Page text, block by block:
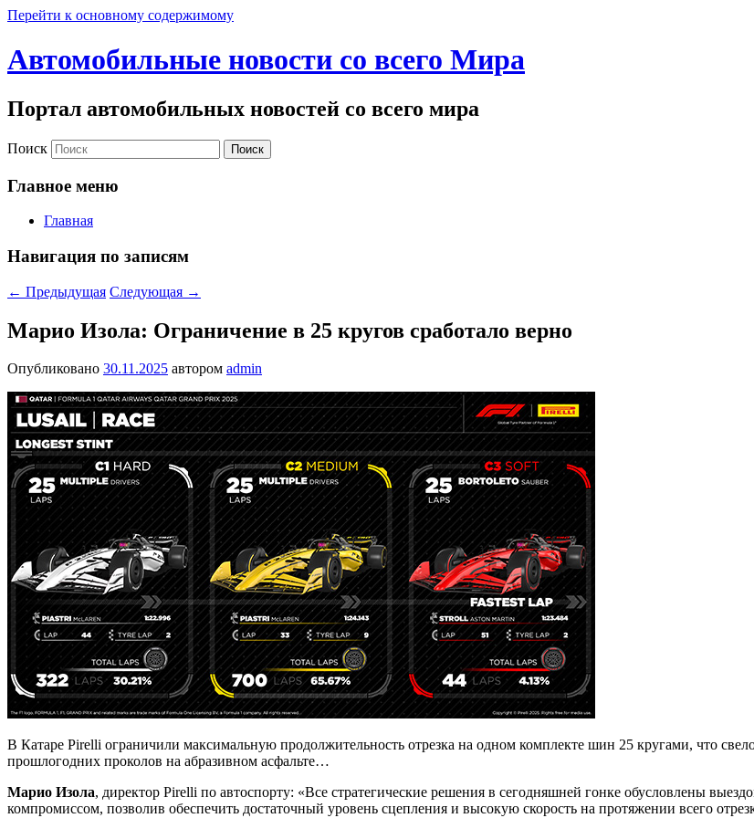
Перейти к основному содержимому
Автомобильные новости со всего Мира
Портал автомобильных новостей со всего мира
Поиск
Главное меню
Главная
Навигация по записям
← Предыдущая Следующая →
Марио Изола: Ограничение в 25 кругов сработало верно
Опубликовано 30.11.2025 автором admin
В Катаре Pirelli ограничили максимальную продолжительность отрезка на одном комплекте шин 25 кругами, что
прошлогодних проколов на абразивном асфальте…
Марио Изола, директор Pirelli по автоспорту: «Все стратегические решения в сегодняшней гонке обусловлены
компромиссом, позволив обеспечить достаточный уровень сцепления и высокую скорость на протяжении всего